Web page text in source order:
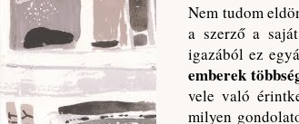
Nem tudom
a szerző a
igazából ez
emberek
vele való
milyen